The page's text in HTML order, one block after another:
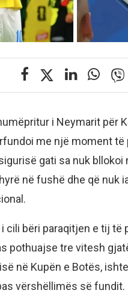
i Neymarit për
me një moment të
gati sa nuk bllokoi
në fushë dhe që nuk
cili bëri paraqitjen e tij të
pothuajse tre vitesh
në Kupën e Botës,
vërshëllimës së fundit.